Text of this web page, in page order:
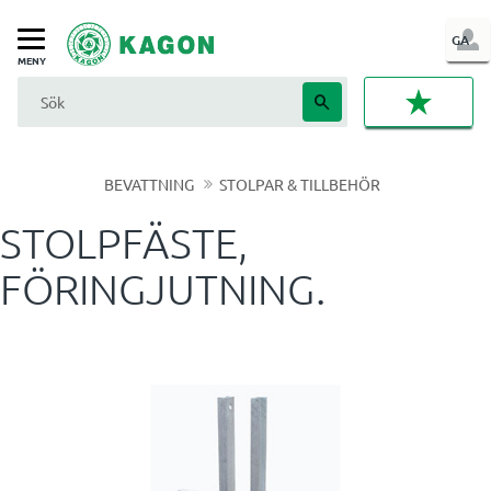
Meny
GA
IN
BEVATTNING STOLPAR & TILLBEHÖR
STOLPFÄSTE,
FÖRINGJUTNING.